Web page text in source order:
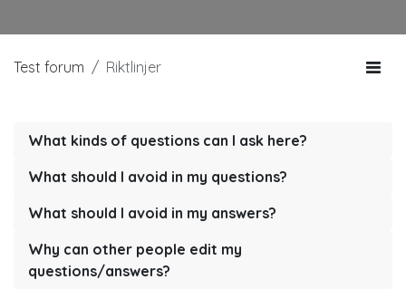
Test forum Riktlinjer
What kinds of questions can I ask here?
What should I avoid in my questions?
What should I avoid in my answers?
Why can other people edit my
questions/answers?